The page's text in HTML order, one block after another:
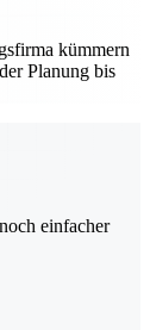
kümmern
Planung bis
einfacher